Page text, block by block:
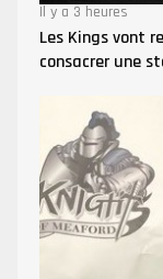
Il y a 3 heures
Les Kings vont
consacrer une